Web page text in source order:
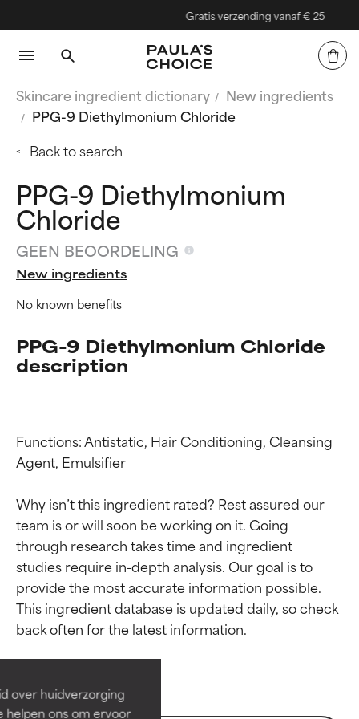
over huidverzorging
helpen ons om ervoor
Gratis verzending vanaf € 25
Skincare ingredient dictionary
New ingredients
PPG-9 Diethylmonium Chloride
Back to search
PPG-9 Diethylmonium
Chloride
GEEN BEOORDELING
New ingredients
No known benefits
PPG-9 Diethylmonium Chloride
description
Functions: Antistatic, Hair Conditioning, Cleansing
Agent, Emulsifier
Why isn’t this ingredient rated? Rest assured our
team is or will soon be working on it. Going
through research takes time and ingredient
studies require in-depth analysis. Our goal is to
provide the most accurate information possible.
This ingredient database is updated daily, so check
Beoordelingen van
ingrediënten
Bewezen en ondersteund door
onafhankelijk onderzoek.
Beoordelingen van
ingrediënten
Bewezen en ondersteund door
onafhankelijk onderzoek.